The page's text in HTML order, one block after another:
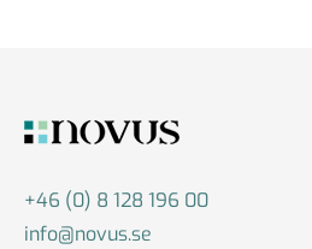
+46 (0) 8 128 196 00
info@novus.se